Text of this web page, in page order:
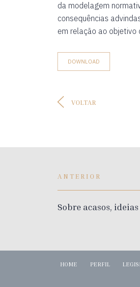
da modelagem
consequências
em relação ao objetivo
DOWNLOAD
VOLTAR
ANTERIOR
Sobre acasos,
HOME PERFIL